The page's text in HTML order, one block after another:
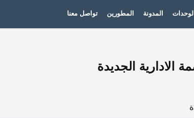
الوحدات المدونة المطورين تواصل معنا